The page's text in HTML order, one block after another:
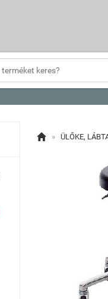
 » ÜLŐKE,